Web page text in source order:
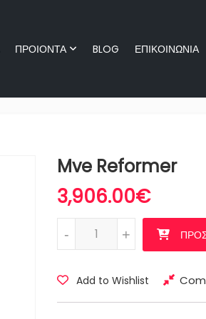
ΠΡΟΙΟΝΤΑ BLOG ΕΠΙΚΟΙΝΩΝΙΑ
Mve Reformer
3,906.00€
Mve Reformer ποσότητα
+
-
Add to Wishlist